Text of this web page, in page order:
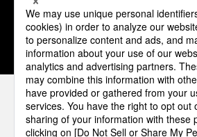
1 2 3 4
パナソニックの電気設備